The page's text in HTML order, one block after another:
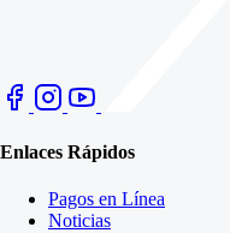
Enlaces Rápidos
Pagos en Línea
Noticias